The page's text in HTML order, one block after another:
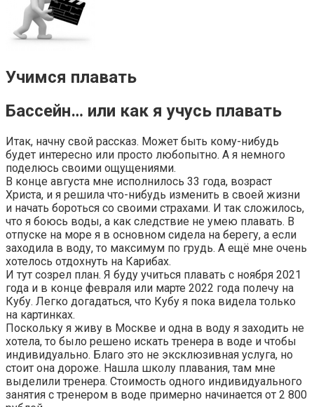
Учимся плавать⁠ ⁠
Бассейн… или как я учусь плавать⁠ ⁠
Итак, начну свой рассказ. Может быть кому-нибудь
будет интересно или просто любопытно. А я немного
поделюсь своими ощущениями.
В конце августа мне исполнилось 33 года, возраст
Христа, и я решила что-нибудь изменить в своей жизни
и начать бороться со своими страхами. И так сложилось,
что я боюсь воды, а как следствие не умею плавать. В
отпуске на море я в основном сидела на берегу, а если
заходила в воду, то максимум по грудь. А ещё мне очень
хотелось отдохнуть на Карибах.
И тут созрел план. Я буду учиться плавать с ноября 2021
года и в конце февраля или марте 2022 года полечу на
Кубу. Легко догадаться, что Кубу я пока видела только
на картинках.
Поскольку я живу в Москве и одна в воду я заходить не
хотела, то было решено искать тренера в воде и чтобы
индивидуально. Благо это не эксклюзивная услуга, но
стоит она дороже. Нашла школу плавания, там мне
выделили тренера. Стоимость одного индивидуального
занятия с тренером в воде примерно начинается от 2 800